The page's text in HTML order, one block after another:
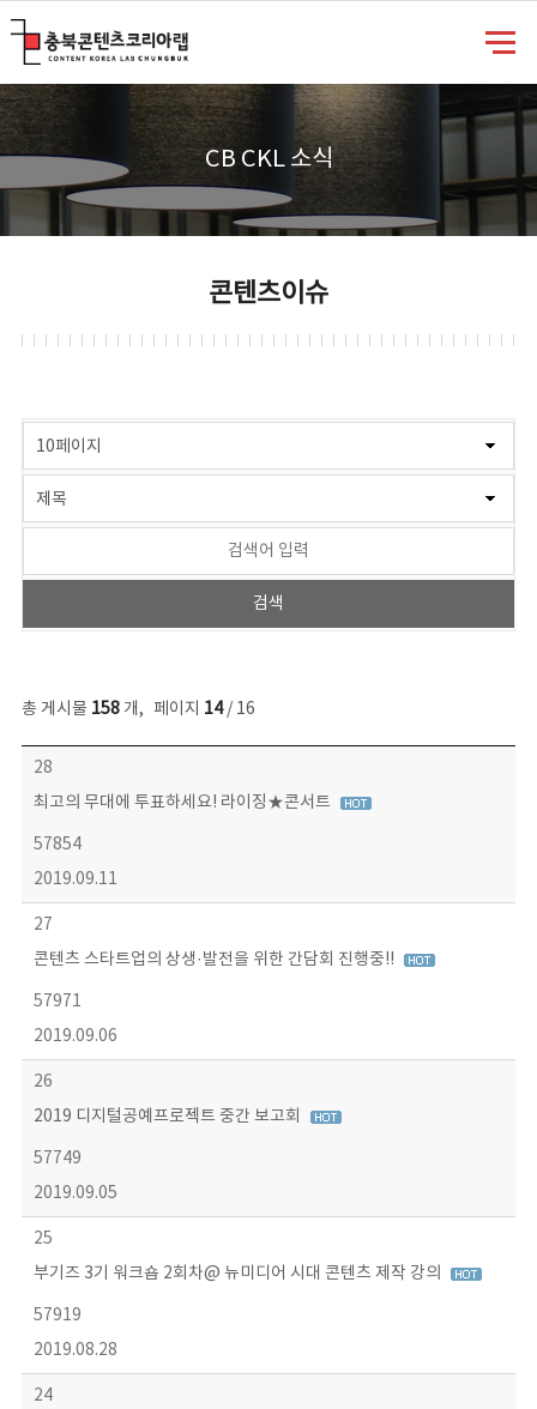
CB CKL 소식
콘텐츠이슈
총 게시물 158개, 페이지 14/ 16
콘텐츠이슈 목록 - 번호, 제목, 작성자, 파일, 조회수, 작성일 정보 제공
28
최고의 무대에 투표하세요! 라이징★콘서트
57854
2019.09.11
27
콘텐츠 스타트업의 상생·발전을 위한 간담회 진행중!!
57971
2019.09.06
26
2019 디지털공예프로젝트 중간 보고회
57749
2019.09.05
25
부기즈 3기 워크숍 2회차@ 뉴미디어 시대 콘텐츠 제작 강의
57919
2019.08.28
24